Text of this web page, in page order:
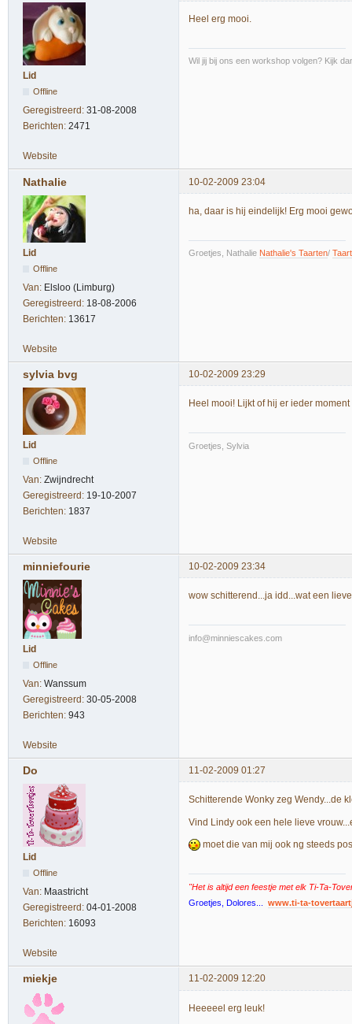
Lid
Offline
Geregistreerd: 31-08-2008
Berichten: 2471
Heel erg mooi.
Wil jij bij ons een workshop volgen? Kijk
Website
Nathalie 10-02-2009 23:04
Lid
Offline
Van: Elsloo (Limburg)
Geregistreerd: 18-08-2006
Berichten: 13617
ha, daar is hij eindelijk! Erg mooi
Groetjes, Nathalie Nathalie's Taarten/
Website
sylvia bvg 10-02-2009 23:29
Lid
Offline
Van: Zwijndrecht
Geregistreerd: 19-10-2007
Berichten: 1837
Heel mooi! Lijkt of hij er ieder
Groetjes, Sylvia
Website
minniefourie 10-02-2009 23:34
Lid
Offline
Van: Wanssum
Geregistreerd: 30-05-2008
Berichten: 943
wow schitterend...ja idd...wat een
info@minniescakes.com
Website
Do 11-02-2009 01:27
Lid
Offline
Van: Maastricht
Geregistreerd: 04-01-2008
Berichten: 16093
Schitterende Wonky zeg Wendy...de
Vind Lindy ook een hele lieve
moet die van mij ook ng steeds
"Het is altijd een feestje met elk Ti-Ta-
Groetjes, Dolores...
www.ti-ta-
Website
miekje 11-02-2009 12:20
Heeeeel erg leuk!